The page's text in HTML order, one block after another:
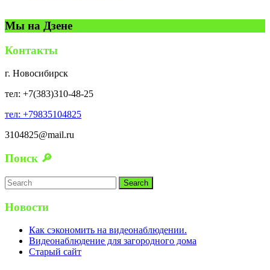
в
о
р
а
в
Мы на Дзене
Контакты
г. Новосибирск
тел: +7(383)310-48-25
тел: +79835104825
3104825@mail.ru
Поиск 🔎
Search
for:
Новости
Как сэкономить на видеонаблюдении.
Видеонаблюдение для загородного дома
Старый сайт